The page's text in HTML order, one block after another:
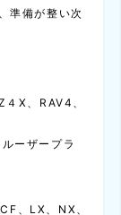
準備が整い次
X、RAV4、
ーザープラ
、LX、NX、